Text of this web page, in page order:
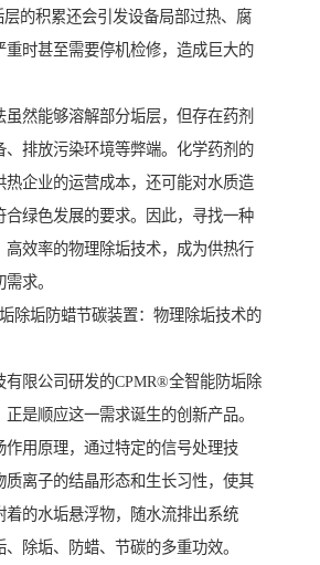
层的积累还会引发设备局部过热、腐
重时甚至需要停机检修，造成巨大的
虽然能够溶解部分垢层，但存在药剂
、排放污染环境等弊端。化学药剂的
热企业的运营成本，还可能对水质造
合绿色发展的要求。因此，寻找一种
高效率的物理除垢技术，成为供热行
求。
除垢防蜡节碳装置：物理除垢技术的
有限公司研发的CPMR®全智能防垢除
是顺应这一需求诞生的创新产品。
作用原理，通过特定的信号处理技
质离子的结晶形态和生长习性，使其
着的水垢悬浮物，随水流排出系统
除垢、防蜡、节碳的多重功效。